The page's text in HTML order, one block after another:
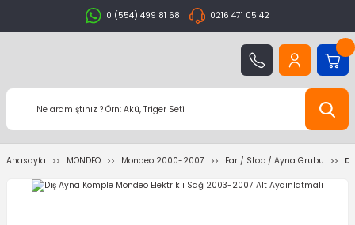
0 (554) 499 81 68 0216 471 05 42
Anasayfa MONDEO Mondeo 2000-2007 Far / Stop / Ayna Grubu